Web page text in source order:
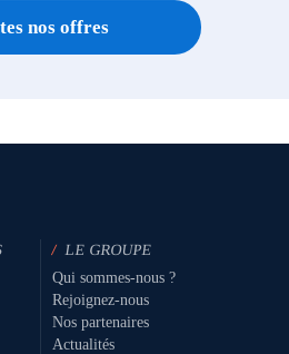
nos offres
/ LE GROUPE
Qui sommes-nous ?
Rejoignez-nous
Nos partenaires
Actualités